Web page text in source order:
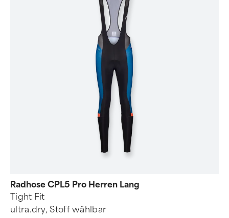
Radhose CPL5 Pro Herren Lang
Tight Fit
ultra.dry, Stoff wählbar